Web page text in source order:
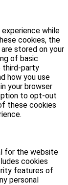
while
cookies, the
stored on your
of basic
third-party
how you use
your browser
to opt-out
these cookies
for the website
cookies
features of
personal